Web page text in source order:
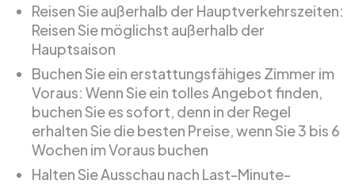
Reisen Sie außerhalb der Hauptverkehrszeiten:
Reisen Sie möglichst außerhalb der
Hauptsaison
Buchen Sie ein erstattungsfähiges Zimmer im
Voraus: Wenn Sie ein tolles Angebot finden,
buchen Sie es sofort, denn in der Regel
erhalten Sie die besten Preise, wenn Sie 3 bis 6
Wochen im Voraus buchen
Halten Sie Ausschau nach Last-Minute-